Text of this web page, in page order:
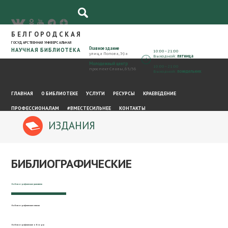
БЕЛГОРОДСКАЯ
ГОСУДАРСТВЕННАЯ УНИВЕРСАЛЬНАЯ
НАУЧНАЯ БИБЛИОТЕКА
Главное здание
улица Попова, 39а
Молодежный центр
проспект Славы, 65/36
10:00–21:00
Выходной:пятница
10:00–21:00
Выходной: понедельник
ГЛАВНАЯ О БИБЛИОТЕКЕ УСЛУГИ РЕСУРСЫ КРАЕВЕДЕНИЕ
ПРОФЕССИОНАЛАМ #ВМЕСТЕСИЛЬНЕЕ КОНТАКТЫ
ИЗДАНИЯ
БИБЛИОГРАФИЧЕСКИЕ
библиографические указатели
библиографические списки
библиографические обзоры